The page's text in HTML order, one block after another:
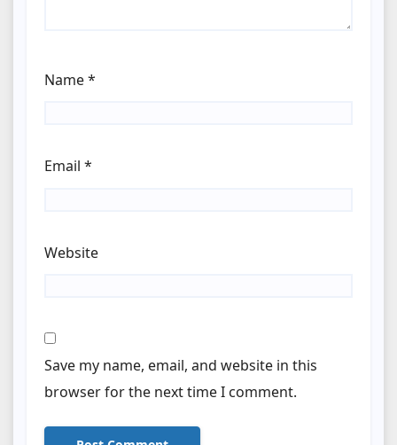
Name*
Email *
Website
Save my name, email, and website in this
browser for the next time I comment.